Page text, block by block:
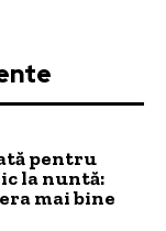
pentru
la nuntă:
mai bine